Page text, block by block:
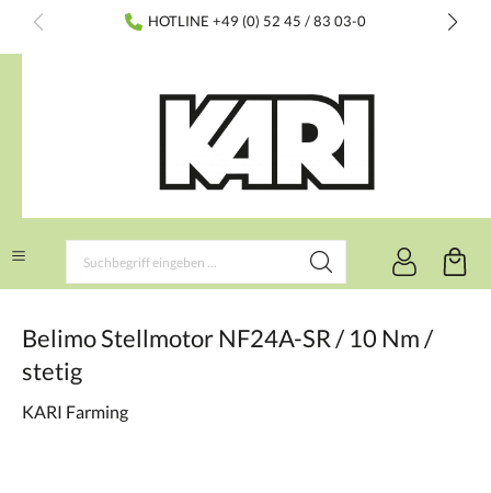
springen HOTLINE +49 (0) 52 45 / 83 03-0
Belimo Stellmotor NF24A-SR / 10 Nm /
stetig
KARI Farming